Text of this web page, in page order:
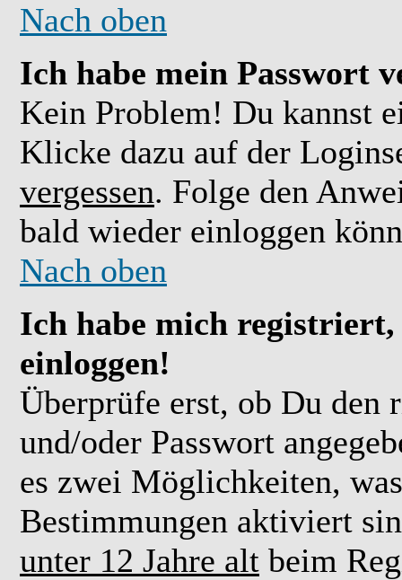
Nach oben
Ich habe mein Passwort
Kein Problem! Du kannst
Klicke dazu auf der
vergessen. Folge den
bald wieder einloggen
Nach oben
Ich habe mich
einloggen!
Überprüfe erst, ob Du den
und/oder Passwort
es zwei Möglichkeiten,
Bestimmungen aktiviert
unter 12 Jahre alt beim